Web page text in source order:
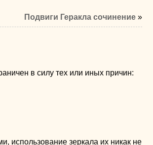
Подвиги Геракла сочинение»
в силу тех или иных причин:
использование зеркала их никак не